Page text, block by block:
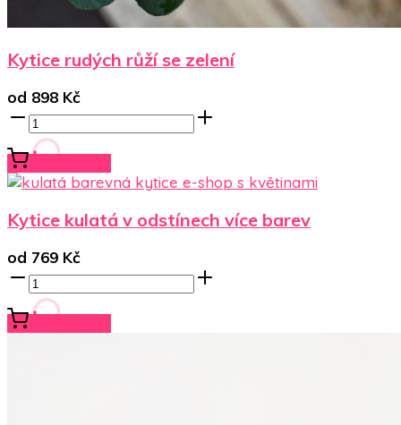
Kytice rudých růží se zelení
od 898 Kč
Kytice kulatá v odstínech více barev
od 769 Kč